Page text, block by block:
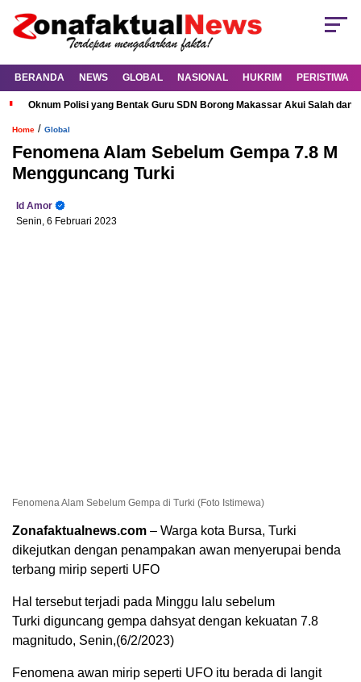
BERANDA NEWS GLOBAL NASIONAL HUKRIM PERISTIWA
Oknum Polisi yang Bentak Guru SDN Borong Makassar Akui Salah dan
Home / Global
Fenomena Alam Sebelum Gempa 7.8 M
Mengguncang Turki
Id Amor
Senin, 6 Februari 2023
Fenomena Alam Sebelum Gempa di Turki (Foto Istimewa)
Zonafaktualnews.com – Warga kota Bursa, Turki
dikejutkan dengan penampakan awan menyerupai benda
terbang mirip seperti UFO
Hal tersebut terjadi pada Minggu lalu sebelum
Turki diguncang gempa dahsyat dengan kekuatan 7.8
magnitudo, Senin,(6/2/2023)
Fenomena awan mirip seperti UFO itu berada di langit